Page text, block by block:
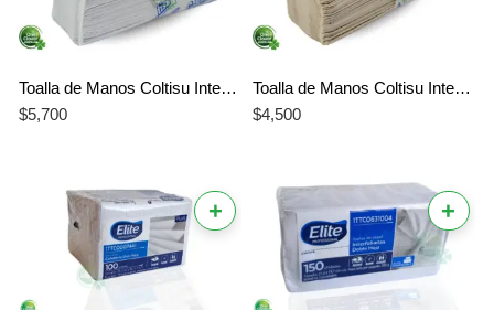
Toalla de Manos Coltisu Interdoblada Tipo Z Blanca x 150 Hojas | Institucional precio mas bajo
$5,700
Toalla de Manos Coltisu Interdoblada Tipo Z Natural x 150 Hojas | Institucional
$4,500
+ +